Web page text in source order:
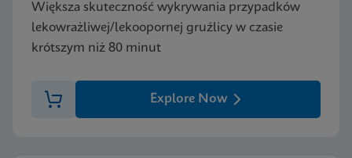
Większa skuteczność wykrywania przypadków
lekowrażliwej/lekoopornej gruźlicy w czasie
krótszym niż 80 minut
Explore Now